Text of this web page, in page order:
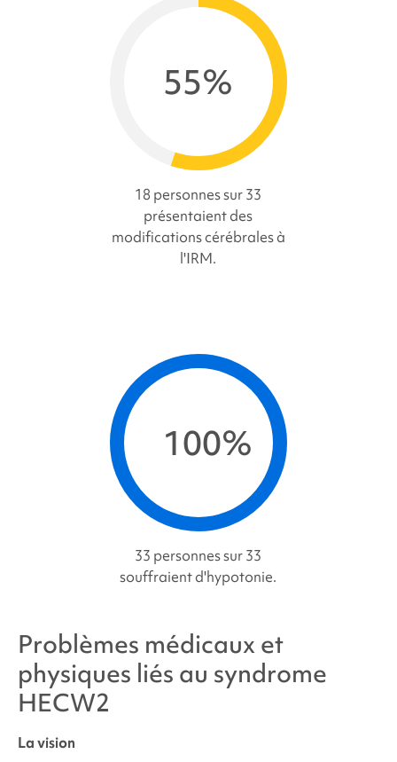
55%
18 personnes sur 33
présentaient des
modifications cérébrales à
l'IRM.
100%
33 personnes sur 33
souffraient d'hypotonie.
Problèmes médicaux et
physiques liés au syndrome
HECW2
La vision